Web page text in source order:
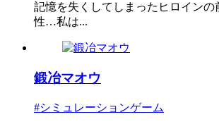
記憶を失くしてしまったヒロインの
性…私は...
鍛冶マオウ
#シミュレーションゲーム